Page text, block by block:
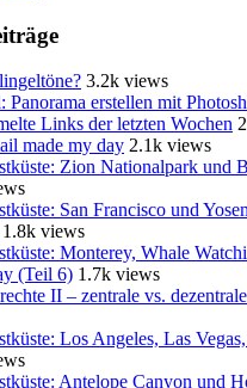
3.2k views
Panorama erstellen mit
Links der letzten Wochen
made my day 2.1k views
Zion Nationalpark und
San Francisco und
1.8k views
Monterey, Whale
(Teil 6) 1.7k views
II – zentrale vs.
Los Angeles, Las
Antelope Canyon und